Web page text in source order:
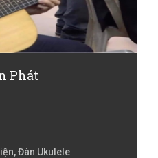
Phát
Đàn Ukulele